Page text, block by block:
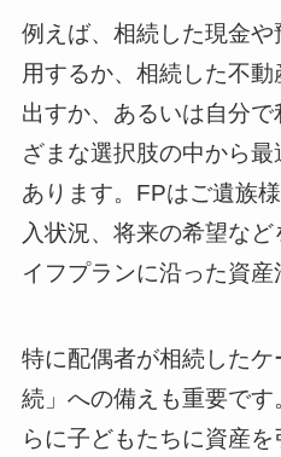
例えば、相続した現金
用するか、相続した不
出すか、あるいは自分
ざまな選択肢の中から
あります。FPはご遺族
入状況、将来の希望な
イフプランに沿った資産
特に配偶者が相続した
続」への備えも重要です
らに子どもたちに資産